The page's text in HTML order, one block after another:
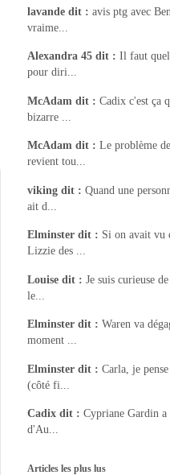
lavande dit : avis ptg avec
vraime...
Alexandra 45 dit : Il faut
pour diri...
McAdam dit : Cadix c'est ça
bizarre ...
McAdam dit : Le problème
revient tou...
viking dit : Quand une
ait d...
Elminster dit : Si on avait vu
Lizzie des ...
Louise dit : Je suis curieuse
le...
Elminster dit : Waren va
moment ...
Elminster dit : Carla, je
(côté fi...
Cadix dit : Cypriane Gardin a
d'Au...
Articles les plus lus